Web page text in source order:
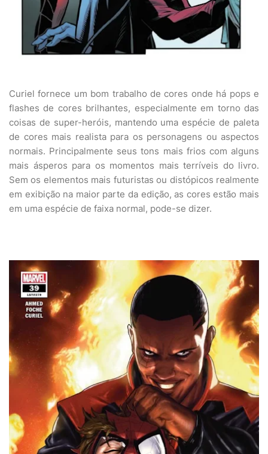
Curiel fornece um bom trabalho de cores onde há pops e
flashes de cores brilhantes, especialmente em torno das
coisas de super-heróis, mantendo uma espécie de paleta
de cores mais realista para os personagens ou aspectos
normais. Principalmente seus tons mais frios com alguns
mais ásperos para os momentos mais terríveis do livro.
Sem os elementos mais futuristas ou distópicos realmente
em exibição na maior parte da edição, as cores estão mais
em uma espécie de faixa normal, pode-se dizer.